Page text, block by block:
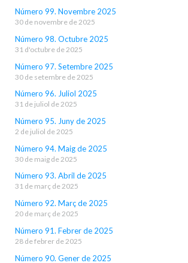
Número 99. Novembre 2025
30 de novembre de 2025
Número 98. Octubre 2025
31 d'octubre de 2025
Número 97. Setembre 2025
30 de setembre de 2025
Número 96. Juliol 2025
31 de juliol de 2025
Número 95. Juny de 2025
2 de juliol de 2025
Número 94. Maig de 2025
30 de maig de 2025
Número 93. Abril de 2025
31 de març de 2025
Número 92. Març de 2025
20 de març de 2025
Número 91. Febrer de 2025
28 de febrer de 2025
Número 90. Gener de 2025